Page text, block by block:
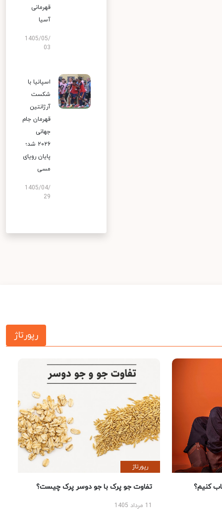
قهرمانی
آسیا
1405/05/
03
اسپانیا با
شکست
آرژانتین
قهرمان جام
جهانی
۲۰۲۶ شد؛
پایان رویای
مسی
1405/04/
29
رپورتاژ
کنیم؟
رپورتاژ
تفاوت جو پرک با جو دوسر پرک چیست؟